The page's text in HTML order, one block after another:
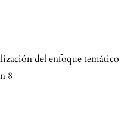
del enfoque temático
8